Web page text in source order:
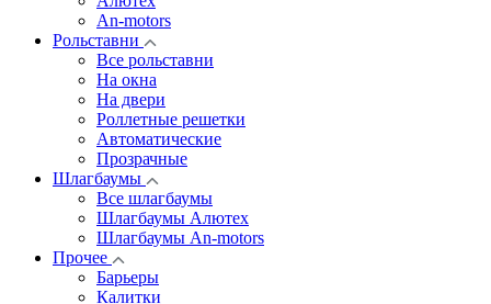
An-motors
Рольставни
Все рольставни
На окна
На двери
Роллетные решетки
Автоматические
Прозрачные
Шлагбаумы
Все шлагбаумы
Шлагбаумы Алютех
Шлагбаумы An-motors
Прочее
Барьеры
Калитки